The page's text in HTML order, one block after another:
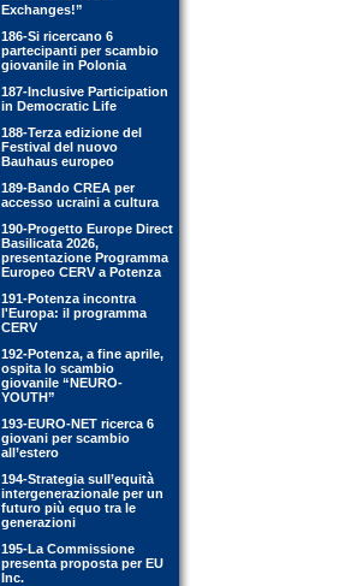
Exchanges!”
186-Si ricercano 6
partecipanti per scambio
giovanile in Polonia
187-Inclusive Participation
in Democratic Life
188-Terza edizione del
Festival del nuovo
Bauhaus europeo
189-Bando CREA per
accesso ucraini a cultura
190-Progetto Europe Direct
Basilicata 2026,
presentazione Programma
Europeo CERV a Potenza
191-Potenza incontra
l'Europa: il programma
CERV
192-Potenza, a fine aprile,
ospita lo scambio
giovanile “NEURO-
YOUTH”
193-EURO-NET ricerca 6
giovani per scambio
all’estero
194-Strategia sull’equità
intergenerazionale per un
futuro più equo tra le
generazioni
195-La Commissione
presenta proposta per EU
Inc.